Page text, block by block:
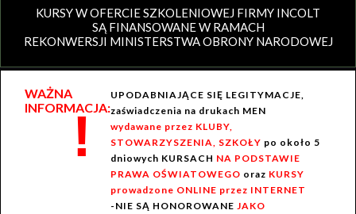
KURSY W OFERCIE SZKOLENIOWEJ FIRMY INCOLT
SĄ FINANSOWANE W RAMACH
REKONWERSJI MINISTERSTWA OBRONY NARODOWEJ
WAŻNA
INFORMACJA:
!
UPODABNIAJĄCE SIĘ LEGITYMACJE,
zaświadczenia na drukach MEN
wydawane przez KLUBY,
STOWARZYSZENIA, SZKOŁY po około 5
dniowych KURSACH NA PODSTAWIE
PRAWA OŚWIATOWEGO oraz KURSY
prowadzone ONLINE przez INTERNET
-NIE SĄ HONOROWANE JAKO